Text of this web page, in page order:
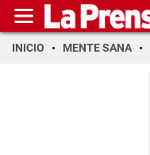
INICIO MENTE SANA